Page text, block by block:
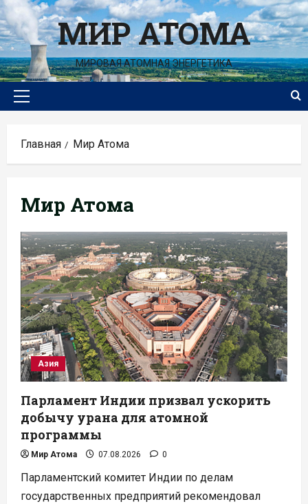
Перейти
к
содержимомуМИР АТОМА
МИРОВАЯ АТОМНАЯ ЭНЕРГЕТИКА
Основное
Главная Мир Атома
Мир Атома
Азия
Парламент Индии призвал ускорить
добычу урана для атомной
программы
Мир Атома 07.08.2026 0
Парламентский комитет Индии по делам
государственных предприятий рекомендовал